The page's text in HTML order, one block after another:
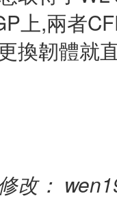
上,兩者
換韌體就
改：